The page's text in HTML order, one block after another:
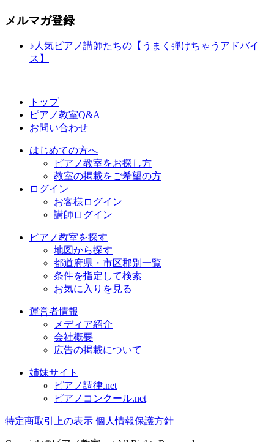
メルマガ登録
♪人気ピアノ講師たちの【うまく弾けちゃうアドバイ
ス】
トップ
ピアノ教室Q&A
お問い合わせ
はじめての方へ
ピアノ教室をお探し方
教室の掲載をご希望の方
ログイン
お客様ログイン
講師ログイン
ピアノ教室を探す
地図から探す
都道府県・市区郡別一覧
条件を指定して検索
お気に入りを見る
運営者情報
メディア紹介
会社概要
広告の掲載について
姉妹サイト
ピアノ調律.net
ピアノコンクール.net
特定商取引上の表示 個人情報保護方針